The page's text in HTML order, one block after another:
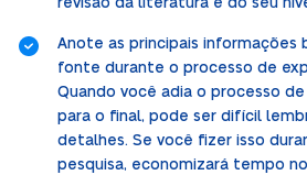
revisão da literatura e do seu
Anote as principais informações
fonte durante o processo de
Quando você adia o processo
para o final, pode ser difícil
detalhes. Se você fizer isso
pesquisa, economizará tempo